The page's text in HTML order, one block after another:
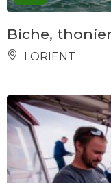
Biche,
LORIENT